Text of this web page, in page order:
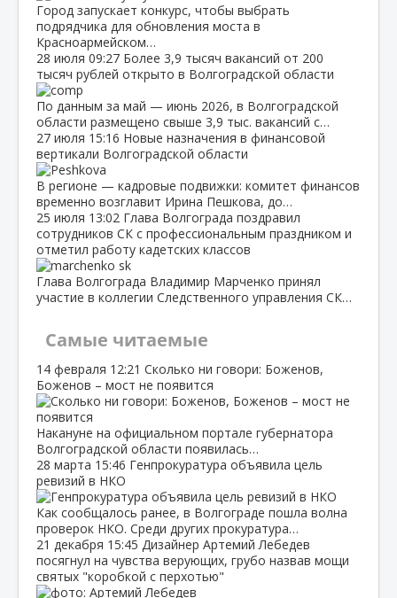
Город запускает конкурс, чтобы выбрать
подрядчика для обновления моста в
Красноармейском…
28 июля 09:27 Более 3,9 тысяч вакансий от 200
тысяч рублей открыто в Волгоградской области
По данным за май — июнь 2026, в Волгоградской
области размещено свыше 3,9 тыс. вакансий с…
27 июля 15:16 Новые назначения в финансовой
вертикали Волгоградской области
В регионе — кадровые подвижки: комитет финансов
временно возглавит Ирина Пешкова, до…
25 июля 13:02 Глава Волгограда поздравил
сотрудников СК с профессиональным праздником и
отметил работу кадетских классов
Глава Волгограда Владимир Марченко принял
участие в коллегии Следственного управления СК…
Самые читаемые
14 февраля 12:21 Сколько ни говори: Боженов,
Боженов – мост не появится
Накануне на официальном портале губернатора
Волгоградской области появилась…
28 марта 15:46 Генпрокуратура объявила цель
ревизий в НКО
Как сообщалось ранее, в Волгограде пошла волна
проверок НКО. Среди других прокуратура…
21 декабря 15:45 Дизайнер Артемий Лебедев
посягнул на чувства верующих, грубо назвав мощи
святых "коробкой с перхотью"